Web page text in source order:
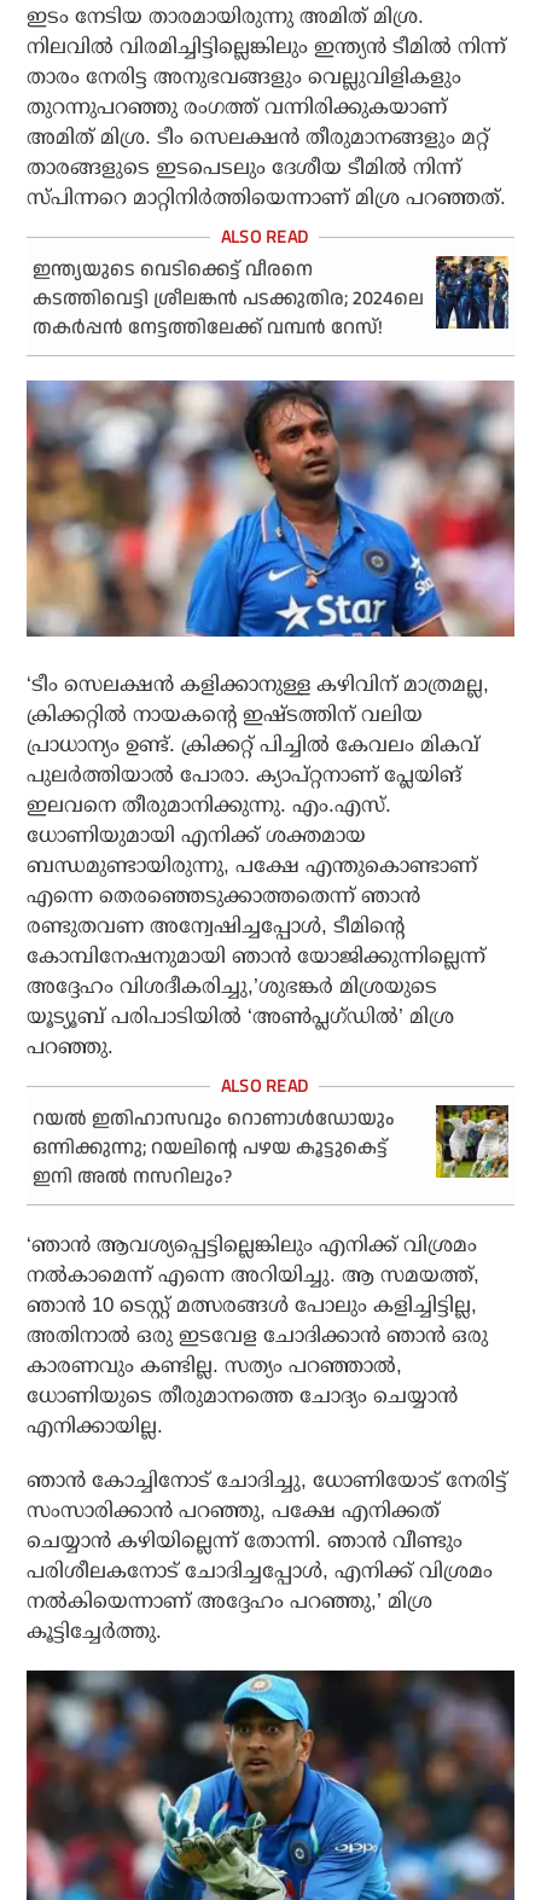
ഇടം നേടിയ താരമായിരുന്നു അമിത് മിശ്ര.
നിലവില്‍ വിരമിച്ചിട്ടില്ലെങ്കിലും ഇന്ത്യന്‍ ടീമില്‍ നിന്ന്
താരം നേരിട്ട അനുഭവങ്ങളും വെല്ലുവിളികളും
തുറന്നുപറഞ്ഞു രംഗത്ത് വന്നിരിക്കുകയാണ്
അമിത് മിശ്ര. ടീം സെലക്ഷന്‍ തീരുമാനങ്ങളും മറ്റ്
താരങ്ങളുടെ ഇടപെടലും ദേശീയ ടീമില്‍ നിന്ന്
സ്പിന്നറെ മാറ്റിനിര്‍ത്തിയെന്നാണ് മിശ്ര പറഞ്ഞത്.
ഇന്ത്യയുടെ വെടിക്കെട്ട് വീരനെ
കടത്തിവെട്ടി ശ്രീലങ്കന്‍ പടക്കുതിര; 2024ലെ
തകര്‍പ്പന്‍ നേട്ടത്തിലേക്ക് വമ്പന്‍ റേസ്!
‘ടീം സെലക്ഷന്‍ കളിക്കാനുള്ള കഴിവിന് മാത്രമല്ല,
ക്രിക്കറ്റില്‍ നായകന്റെ ഇഷ്ടത്തിന് വലിയ
പ്രാധാന്യം ഉണ്ട്. ക്രിക്കറ്റ് പിച്ചില്‍ കേവലം മികവ്
പുലര്‍ത്തിയാല്‍ പോരാ. ക്യാപ്റ്റനാണ് പ്ലേയിങ്
ഇലവനെ തീരുമാനിക്കുന്നു. എം.എസ്.
ധോണിയുമായി എനിക്ക് ശക്തമായ
ബന്ധമുണ്ടായിരുന്നു, പക്ഷേ എന്തുകൊണ്ടാണ്
എന്നെ തെരഞ്ഞെടുക്കാത്തതെന്ന് ഞാന്‍
രണ്ടുതവണ അന്വേഷിച്ചപ്പോള്‍, ടീമിന്റെ
കോമ്പിനേഷനുമായി ഞാന്‍ യോജിക്കുന്നില്ലെന്ന്
അദ്ദേഹം വിശദീകരിച്ചു,’ശുഭങ്കര്‍ മിശ്രയുടെ
യൂട്യൂബ് പരിപാടിയില്‍ ‘അണ്‍പ്ലഗ്ഡില്‍’ മിശ്ര
പറഞ്ഞു.
റയൽ ഇതിഹാസവും റൊണാൾഡോയും
ഒന്നിക്കുന്നു; റയലിന്റെ പഴയ കൂട്ടുകെട്ട്
ഇനി അൽ നസറിലും?
‘ഞാന്‍ ആവശ്യപ്പെട്ടില്ലെങ്കിലും എനിക്ക് വിശ്രമം
നല്‍കാമെന്ന് എന്നെ അറിയിച്ചു. ആ സമയത്ത്,
ഞാന്‍ 10 ടെസ്റ്റ് മത്സരങ്ങള്‍ പോലും കളിച്ചിട്ടില്ല,
അതിനാല്‍ ഒരു ഇടവേള ചോദിക്കാന്‍ ഞാന്‍ ഒരു
കാരണവും കണ്ടില്ല. സത്യം പറഞ്ഞാല്‍,
ധോണിയുടെ തീരുമാനത്തെ ചോദ്യം ചെയ്യാന്‍
എനിക്കായില്ല.
ഞാന്‍ കോച്ചിനോട് ചോദിച്ചു, ധോണിയോട് നേരിട്ട്
സംസാരിക്കാന്‍ പറഞ്ഞു, പക്ഷേ എനിക്കത്
ചെയ്യാന്‍ കഴിയില്ലെന്ന് തോന്നി. ഞാന്‍ വീണ്ടും
പരിശീലകനോട് ചോദിച്ചപ്പോള്‍, എനിക്ക് വിശ്രമം
നല്‍കിയെന്നാണ് അദ്ദേഹം പറഞ്ഞു,’ മിശ്ര
കൂട്ടിച്ചേര്‍ത്തു.